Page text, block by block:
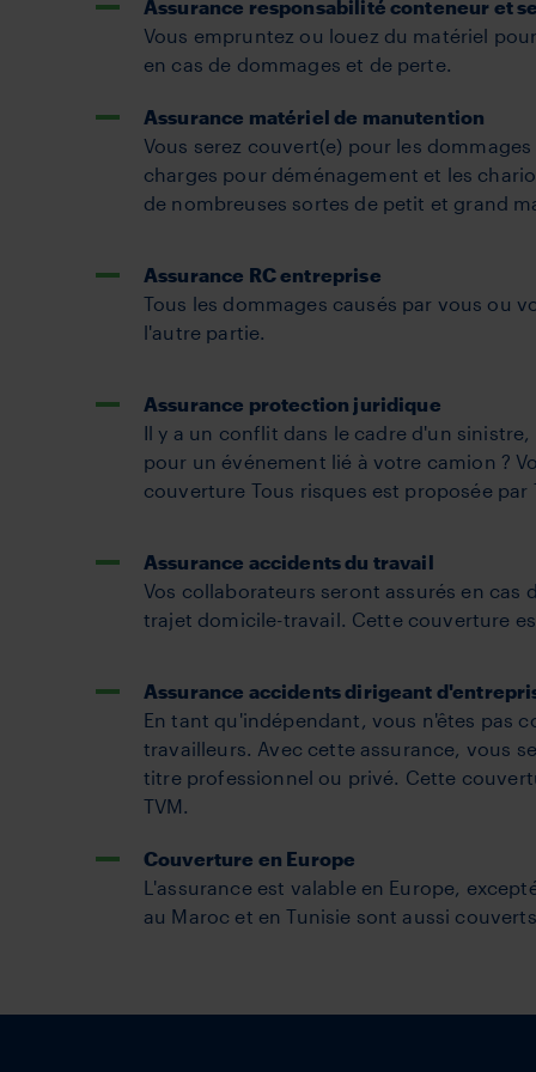
Assurance responsabilité conteneur et
Vous empruntez ou louez du matériel
en cas de dommages et de perte.
Assurance matériel de manutention
Vous serez couvert(e) pour les
charges pour déménagement et les
de nombreuses sortes de petit et grand
Assurance RC entreprise
Tous les dommages causés par vous ou
l'autre partie.
Assurance protection juridique
Il y a un conflit dans le cadre d'un
pour un événement lié à votre camion ?
couverture Tous risques est proposée
Assurance accidents du travail
Vos collaborateurs seront assurés en
trajet domicile-travail. Cette couverture
Assurance accidents dirigeant
En tant qu'indépendant, vous n'êtes pas
travailleurs. Avec cette assurance, vous
titre professionnel ou privé. Cette
TVM.
Couverture en Europe
L'assurance est valable en Europe,
au Maroc et en Tunisie sont aussi